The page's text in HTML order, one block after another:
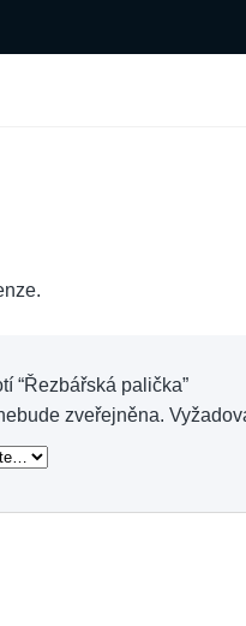
“Řezbářská palička”
zveřejněna.